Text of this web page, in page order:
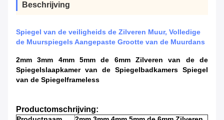
Beschrijving
Spiegel van de veiligheids de Zilveren Muur, Volledige
de Muurspiegels Aangepaste Grootte van de Muurdans
2mm 3mm 4mm 5mm de 6mm Zilveren van de de
Spiegelslaapkamer van de Spiegelbadkamers Spiegel
van de Spiegelframeless
Productomschrijving: